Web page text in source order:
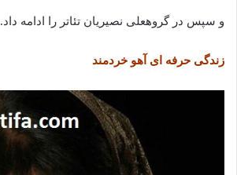
و سپس در گروهعلی نصیریان تئاتر را ادامه داد.
زندگی حرفه ای آهو خردمند